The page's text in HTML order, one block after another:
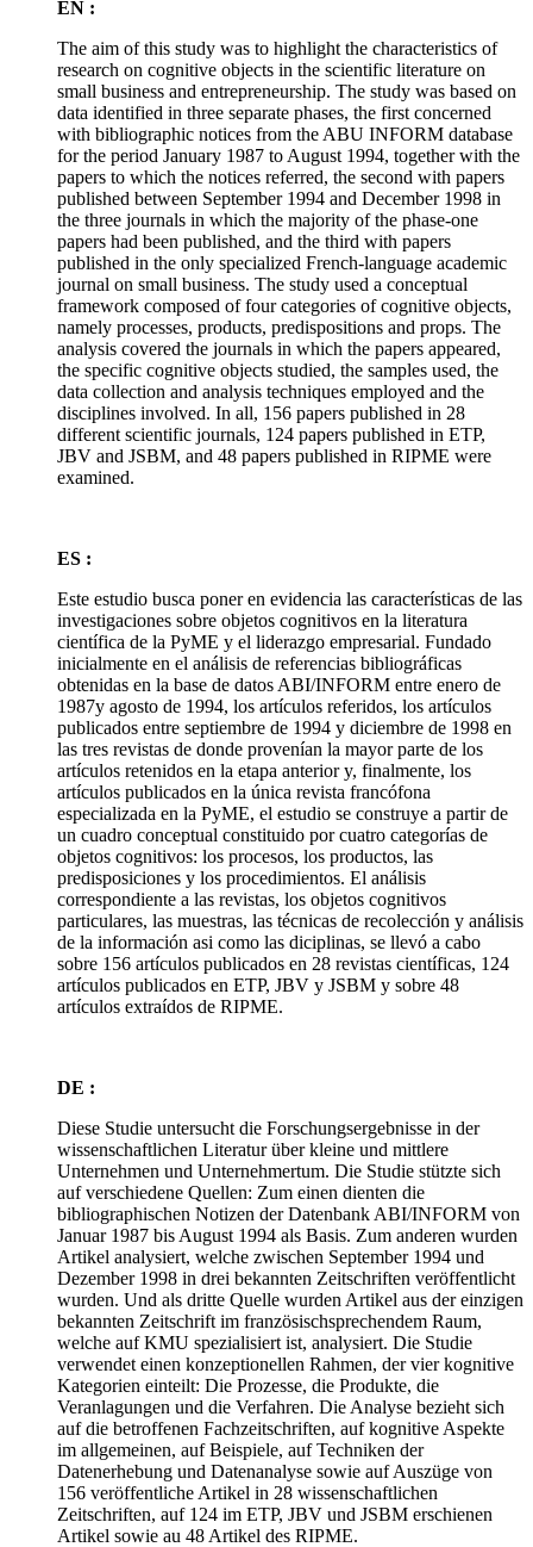
EN :
The aim of this study was to highlight the characteristics of
research on cognitive objects in the scientific literature on
small business and entrepreneurship. The study was based on
data identified in three separate phases, the first concerned
with bibliographic notices from the ABU INFORM database
for the period January 1987 to August 1994, together with the
papers to which the notices referred, the second with papers
published between September 1994 and December 1998 in
the three journals in which the majority of the phase-one
papers had been published, and the third with papers
published in the only specialized French-language academic
journal on small business. The study used a conceptual
framework composed of four categories of cognitive objects,
namely processes, products, predispositions and props. The
analysis covered the journals in which the papers appeared,
the specific cognitive objects studied, the samples used, the
data collection and analysis techniques employed and the
disciplines involved. In all, 156 papers published in 28
different scientific journals, 124 papers published in ETP,
JBV and JSBM, and 48 papers published in RIPME were
examined.
ES :
Este estudio busca poner en evidencia las características de las
investigaciones sobre objetos cognitivos en la literatura
científica de la PyME y el liderazgo empresarial. Fundado
inicialmente en el análisis de referencias bibliográficas
obtenidas en la base de datos ABI/INFORM entre enero de
1987y agosto de 1994, los artículos referidos, los artículos
publicados entre septiembre de 1994 y diciembre de 1998 en
las tres revistas de donde provenían la mayor parte de los
artículos retenidos en la etapa anterior y, finalmente, los
artículos publicados en la única revista francófona
especializada en la PyME, el estudio se construye a partir de
un cuadro conceptual constituido por cuatro categorías de
objetos cognitivos: los procesos, los productos, las
predisposiciones y los procedimientos. El análisis
correspondiente a las revistas, los objetos cognitivos
particulares, las muestras, las técnicas de recolección y análisis
de la información asi como las diciplinas, se llevó a cabo
sobre 156 artículos publicados en 28 revistas científicas, 124
artículos publicados en ETP, JBV y JSBM y sobre 48
artículos extraídos de RIPME.
DE :
Diese Studie untersucht die Forschungsergebnisse in der
wissenschaftlichen Literatur über kleine und mittlere
Unternehmen und Unternehmertum. Die Studie stützte sich
auf verschiedene Quellen: Zum einen dienten die
bibliographischen Notizen der Datenbank ABI/INFORM von
Januar 1987 bis August 1994 als Basis. Zum anderen wurden
Artikel analysiert, welche zwischen September 1994 und
Dezember 1998 in drei bekannten Zeitschriften veröffentlicht
wurden. Und als dritte Quelle wurden Artikel aus der einzigen
bekannten Zeitschrift im französischsprechendem Raum,
welche auf KMU spezialisiert ist, analysiert. Die Studie
verwendet einen konzeptionellen Rahmen, der vier kognitive
Kategorien einteilt: Die Prozesse, die Produkte, die
Veranlagungen und die Verfahren. Die Analyse bezieht sich
auf die betroffenen Fachzeitschriften, auf kognitive Aspekte
im allgemeinen, auf Beispiele, auf Techniken der
Datenerhebung und Datenanalyse sowie auf Auszüge von
156 veröffentliche Artikel in 28 wissenschaftlichen
Zeitschriften, auf 124 im ETP, JBV und JSBM erschienen
Artikel sowie au 48 Artikel des RIPME.